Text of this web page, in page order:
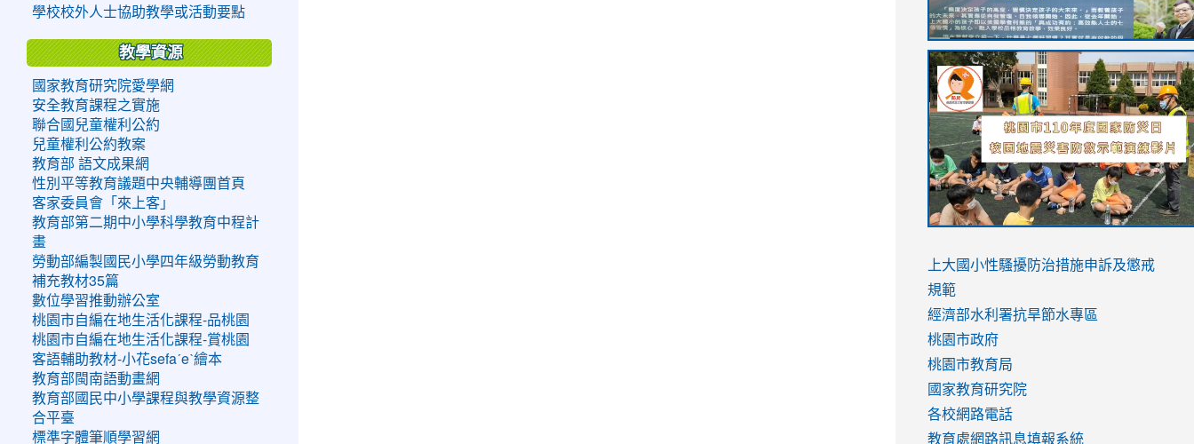
學校校外人士協助教學或活動要點
教學資源
國家教育研究院愛學網
安全教育課程之實施
聯合國兒童權利公約
兒童權利公約教案
教育部 語文成果網
性別平等教育議題中央輔導團首頁
客家委員會「來上客」
教育部第二期中小學科學教育中程計
畫
勞動部編製國民小學四年級勞動教育
補充教材35篇
數位學習推動辦公室
桃園市自編在地生活化課程-品桃園
桃園市自編在地生活化課程-賞桃園
客語輔助教材-小花sefaˊeˋ繪本
教育部閩南語動畫網
教育部國民中小學課程與教學資源整
合平臺
標準字體筆順學習網
link
to
https://sites.google.com/stes.tyc.edu.tw/
link
to
https://drive.google.com/file/d/
usp=sharing
link
to
https://youtu.be/jJOMVWY3-
8M
link
to
https://drive.google.com/file/d/
usp=sharing
to
https://www.youtube.com/watch?
v=hC_gdZndU9s
to
https://www.youtube.com/watch?
v=hC_gdZndU9s
link
to
https://www.youtube.com/watch?
v=mfpNykQ0g4M
上大國小性騷擾防治措施申訴及懲戒
規範
經濟部水利署抗旱節水專區
桃園市政府
桃園市教育局
國家教育研究院
各校網路電話
教育處網路訊息填報系統